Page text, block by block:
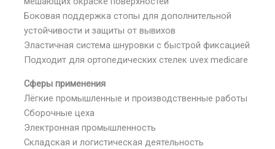
Боковая поддержка стопы для дополнительной
устойчивости и защиты от вывихов
Эластичная система шнуровки с быстрой фиксацией
Подходит для ортопедических стелек uvex medicare
Сферы применения
Лёгкие промышленные и производственные работы
Сборочные цеха
Электронная промышленность
Складская и логистическая деятельность